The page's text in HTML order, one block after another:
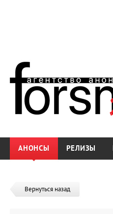
АНОНСЫ РЕЛИЗЫ
Вернуться назад